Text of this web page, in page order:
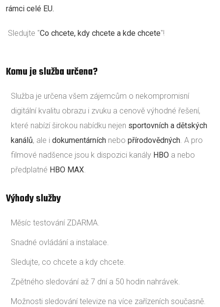
rámci celé EU.
Sledujte "Co chcete, kdy chcete a kde chcete"!
Komu je služba určena?
Služba je určena všem zájemcům o nekompromisní
digitální kvalitu obrazu i zvuku a cenově výhodné řešení,
které nabízí širokou nabídku nejen sportovních a dětských
kanálů, ale i dokumentárních nebo přírodovědných. A pro
filmové nadšence jsou k dispozici kanály HBO a nebo
předplatné HBO MAX.
Výhody služby
Měsíc testování ZDARMA.
Snadné ovládání a instalace.
Sledujte, co chcete a kdy chcete.
Zpětného sledování až 7 dní a 50 hodin nahrávek.
Možnosti sledování televize na více zařízeních současně.